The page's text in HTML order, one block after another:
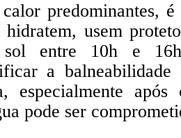
predominantes, é
hidratem, usem
sol entre 10h e
a
especialmente após
pode ser